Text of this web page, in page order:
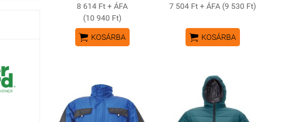
8 614 Ft + ÁFA
(10 940 Ft)
 KOSÁRBA
7 504 Ft + ÁFA (9 530 Ft)
 KOSÁRBA